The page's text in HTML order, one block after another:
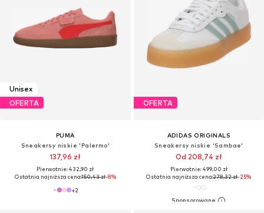
Unisex
OFERTA
PUMA
Sneakersy niskie 'Palermo'
137,96 zł
Pierwotnie: 432,90 zł
Ostatnia najniższa cena:150,43 zł-8%
+2
OFERTA
ADIDAS ORIGINALS
Sneakersy niskie 'Sambae'
Od 208,74 zł
Pierwotnie: 499,00 zł
Ostatnia najniższa cena:278,32 zł-25%